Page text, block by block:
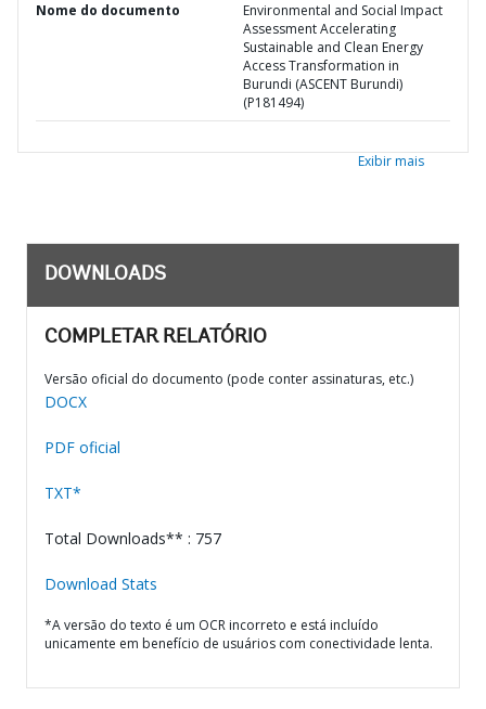
Nome do documento
Environmental and Social Impact
Assessment Accelerating
Sustainable and Clean Energy
Access Transformation in
Burundi (ASCENT Burundi)
(P181494)
Exibir mais
DOWNLOADS
COMPLETAR RELATÓRIO
Versão oficial do documento (pode conter assinaturas, etc.)
DOCX
PDF oficial
TXT*
Total Downloads** : 757
Download Stats
*A versão do texto é um OCR incorreto e está incluído
unicamente em benefício de usuários com conectividade lenta.